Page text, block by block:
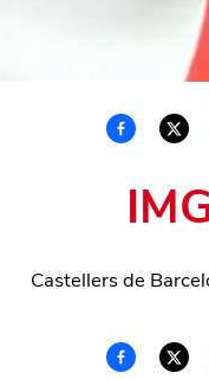
Castellers de